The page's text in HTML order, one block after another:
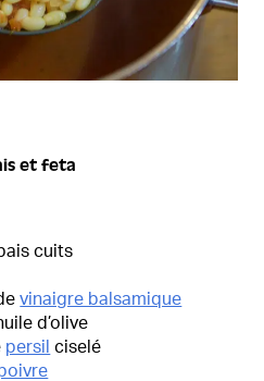
et feta
cuits
vinaigre balsamique
d’olive
persil ciselé